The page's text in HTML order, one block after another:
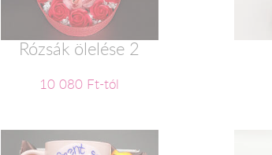
Rózsák ölelése 2
10 080 Ft-tól